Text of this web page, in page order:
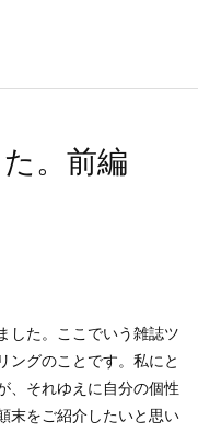
。前編
した。ここでいう雑誌ツ
ングのことです。私にと
、それゆえに自分の個性
末をご紹介したいと思い